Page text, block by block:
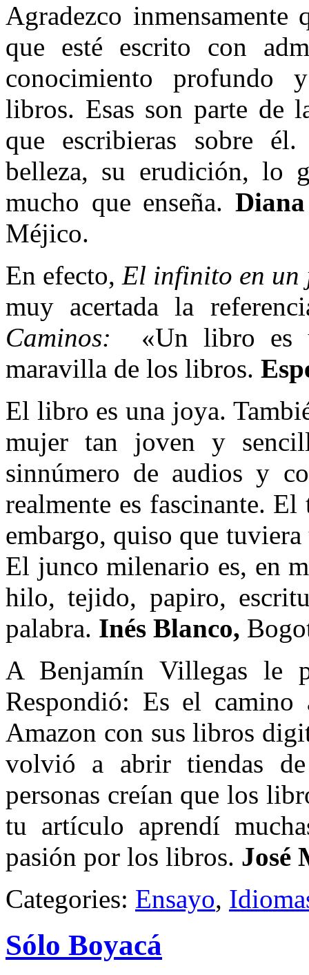
Agradezco
que esté escrito con
conocimiento profundo
libros. Esas son parte de
que escribieras sobre
belleza, su erudición, lo
mucho que enseña.
Méjico.
En efecto, El infinito en un
muy acertada la
Caminos:
«Un libro es
maravilla de los libros.
El libro es una joya.
mujer tan joven y
sinnúmero de audios y
realmente es fascinante.
embargo, quiso que
El junco milenario es, en
hilo, tejido, papiro,
palabra. Inés Blanco,
A Benjamín Villegas le
Respondió: Es el
Amazon con sus libros
volvió a abrir tiendas
personas creían que los
tu artículo aprendí
pasión por los libros. José
Categories: Ensayo,
Sólo Boyacá